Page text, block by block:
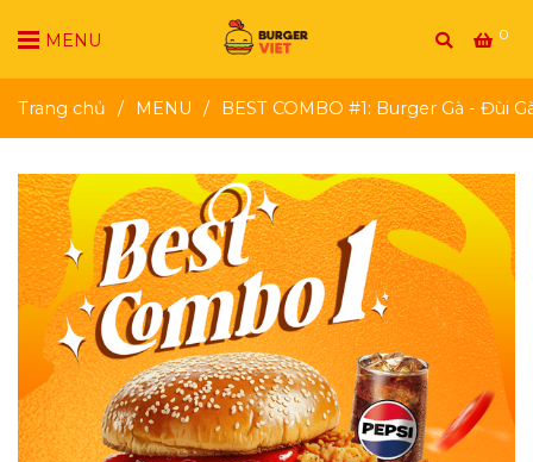
0
MENU
Trang chủ / MENU / BEST COMBO #1: Burger Gà - Đùi